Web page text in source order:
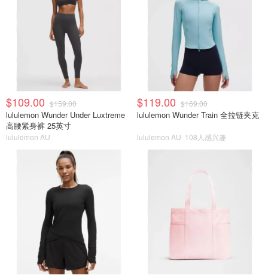
$109.00 $159.00
lululemon Wunder Under Luxtreme
高腰紧身裤 25英寸
lululemon AU
$119.00 $169.00
lululemon Wunder Train 全拉链夹克
lululemon AU 108人感兴趣